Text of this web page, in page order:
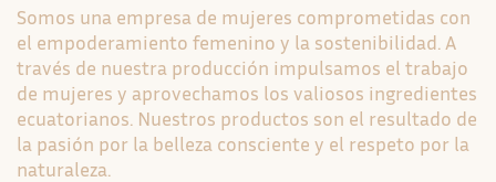
Somos una empresa de mujeres comprometidas con
el empoderamiento femenino y la sostenibilidad. A
través de nuestra producción impulsamos el trabajo
de mujeres y aprovechamos los valiosos ingredientes
ecuatorianos. Nuestros productos son el resultado de
la pasión por la belleza consciente y el respeto por la
naturaleza.